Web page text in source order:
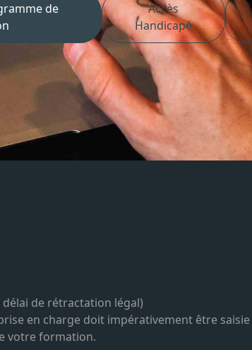
de
Accès
Handicapé
de rétractation légal)
en charge doit impérativement être
votre formation.